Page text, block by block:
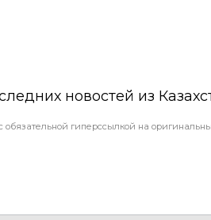
новостей из
обязательной гиперссылкой на